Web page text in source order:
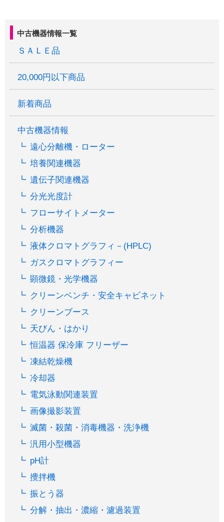
中古機器情報一覧
ＳＡＬＥ品
20,000円以下商品
新着商品
中古機器情報
遠心分離機・ローター
培養関連機器
遺伝子関連機器
分光光度計
フローサイトメーター
分析機器
液体クロマトグラフィ－(HPLC)
ガスクロマトグラフィー
顕微鏡・光学機器
クリーンベンチ・安全キャビネット
クリーンブース
天びん・はかり
恒温器 保冷庫 フリーザー
凍結乾燥機
冷却器
電気泳動関連装置
画像撮影装置
滅菌・殺菌・消毒機器・洗浄機
汎用小型機器
pH計
攪拌機
振とう器
分解・抽出・濃縮・濾過装置